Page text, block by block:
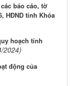
báo cáo, tờ
HĐND tỉnh Khóa
hoạch tỉnh
2024)
động của